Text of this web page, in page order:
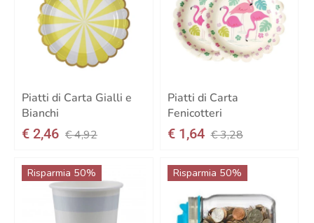
Piatti di Carta Gialli e
Bianchi
€ 2,46 € 4,92
Piatti di Carta
Fenicotteri
€ 1,64 € 3,28
Risparmia 50% Risparmia 50%